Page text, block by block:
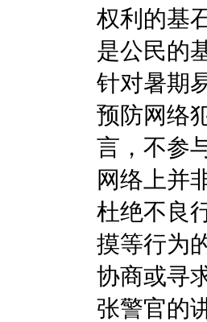
权利的基
是公民的
针对暑期
预防网络
言，不参
网络上并
杜绝不良
摸等行为
协商或寻
张警官的